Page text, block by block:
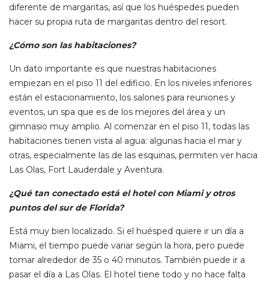
diferente de margaritas, así que los huéspedes pueden
hacer su propia ruta de margaritas dentro del resort.
¿Cómo son las habitaciones?
Un dato importante es que nuestras habitaciones
empiezan en el piso 11 del edificio. En los niveles inferiores
están el estacionamiento, los salones para reuniones y
eventos, un spa que es de los mejores del área y un
gimnasio muy amplio. Al comenzar en el piso 11, todas las
habitaciones tienen vista al agua: algunas hacia el mar y
otras, especialmente las de las esquinas, permiten ver hacia
Las Olas, Fort Lauderdale y Aventura.
¿Qué tan conectado está el hotel con Miami y otros
puntos del sur de Florida?
Está muy bien localizado. Si el huésped quiere ir un día a
Miami, el tiempo puede variar según la hora, pero puede
tomar alrededor de 35 o 40 minutos. También puede ir a
pasar el día a Las Olas. El hotel tiene todo y no hace falta